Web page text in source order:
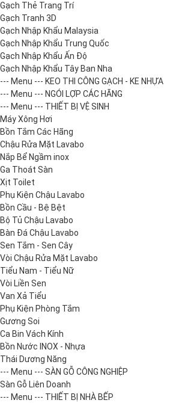
Gạch Thẻ Trang Trí
Gạch Tranh 3D
Gạch Nhập Khẩu Malaysia
Gạch Nhập Khẩu Trung Quốc
Gạch Nhập Khẩu Ấn Độ
Gạch Nhập Khẩu Tây Ban Nha
--- Menu --- KEO THI CÔNG GẠCH - KE NHỰA
--- Menu --- NGÓI LỢP CÁC HÃNG
--- Menu --- THIẾT BỊ VỆ SINH
Máy Xông Hơi
Bồn Tắm Các Hãng
Chậu Rửa Mặt Lavabo
Nắp Bể Ngầm inox
Ga Thoát Sàn
Xịt Toilet
Phụ Kiện Chậu Lavabo
Bồn Cầu - Bệ Bệt
Bộ Tủ Chậu Lavabo
Bàn Đá Chậu Lavabo
Sen Tắm - Sen Cây
Vòi Chậu Rửa Mặt Lavabo
Tiểu Nam - Tiểu Nữ
Vòi Liền Sen
Van Xả Tiểu
Phụ Kiện Phòng Tắm
Gương Soi
Ca Bin Vách Kính
Bồn Nước INOX - Nhựa
Thái Dương Năng
--- Menu --- SÀN GỖ CÔNG NGHIỆP
Sàn Gỗ Liên Doanh
--- Menu --- THIẾT BỊ NHÀ BẾP